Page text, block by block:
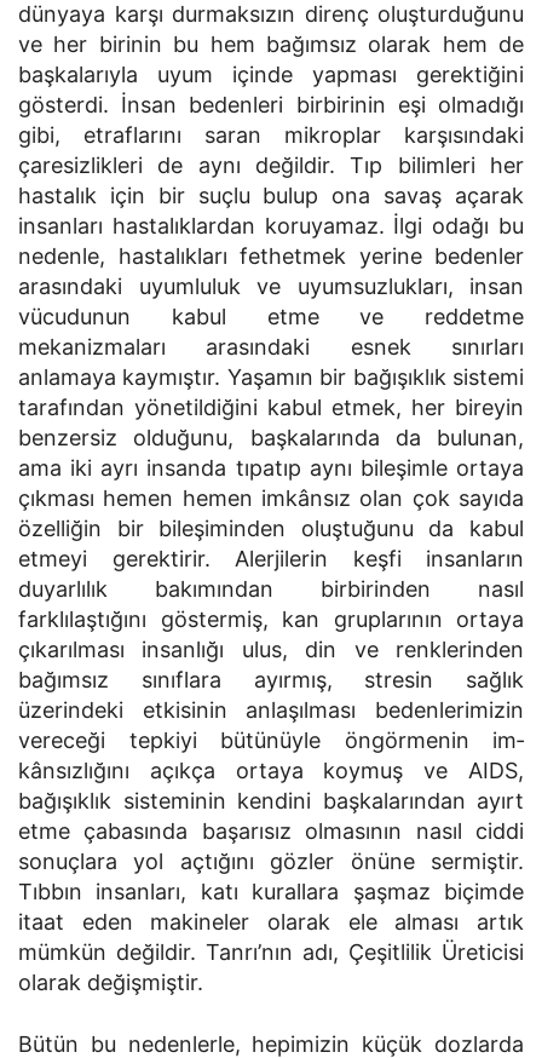
dünyaya karşı durmaksızın direnç oluşturduğunu
ve her birinin bu hem bağımsız olarak hem de
başkalarıyla uyum içinde yapması gerektiğini
gösterdi. İnsan bedenleri birbirinin eşi olmadığı
gibi, etraflarını saran mikroplar karşısındaki
çaresizlikleri de aynı değildir. Tıp bilimleri her
hastalık için bir suçlu bulup ona savaş açarak
insanları hastalıklardan koruyamaz. İlgi odağı bu
nedenle, hastalıkları fethetmek yerine bedenler
arasındaki uyumluluk ve uyumsuzlukları, insan
vücudunun kabul etme ve reddetme
mekanizmaları arasındaki esnek sınırları
anlamaya kaymıştır. Yaşamın bir bağışıklık sistemi
tarafından yönetildiğini kabul etmek, her bireyin
benzersiz olduğunu, başkalarında da bulunan,
ama iki ayrı insanda tıpatıp aynı bileşimle ortaya
çıkması hemen hemen imkânsız olan çok sayıda
özelliğin bir bileşiminden oluştuğunu da kabul
etmeyi gerektirir. Alerjilerin keşfi in­sanların
duyarlılık bakımından birbirinden nasıl
farklılaştığını gös­termiş, kan gruplarının ortaya
çıkarılması insanlığı ulus, din ve renk­lerinden
bağımsız sınıflara ayırmış, stresin sağlık
üzerindeki etkisinin anlaşılması bedenlerimizin
vereceği tepkiyi bütünüyle öngörmenin im­
kânsızlığını açıkça ortaya koymuş ve AIDS,
bağışıklık sisteminin ken­dini başkalarından ayırt
etme çabasında başarısız olmasının nasıl ciddi
sonuçlara yol açtığını gözler önüne sermiştir.
Tıbbın insanları, katı ku­rallara şaşmaz biçimde
itaat eden makineler olarak ele alması artık
mümkün değildir. Tanrı’nın adı, Çeşitlilik Üreticisi
olarak değiş­miştir.
Bütün bu nedenlerle, hepimizin küçük dozlarda